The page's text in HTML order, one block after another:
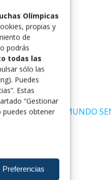
Olímpicas
propias y
de
podrás
todas las
sólo las
Puedes
Estas
“Gestionar
puedes obtener
Preferencias
Siguiente
CTO. MUNDO